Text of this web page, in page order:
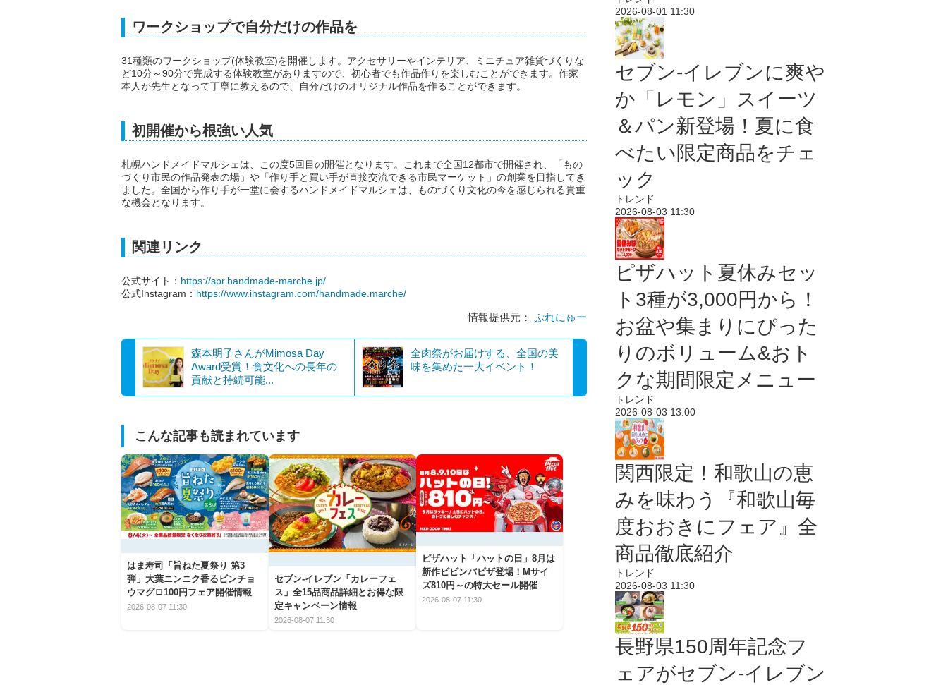
ワークショップで自分だけの作品を
31種類のワークショップ(体験教室)を開催します。アクセサリーやインテリア、ミニチュア雑貨づくりな
ど10分～90分で完成する体験教室がありますので、初心者でも作品作りを楽しむことができます。作家
本人が先生となって丁寧に教えるので、自分だけのオリジナル作品を作ることができます。
初開催から根強い人気
札幌ハンドメイドマルシェは、この度5回目の開催となります。これまで全国12都市で開催され、「もの
づくり市民の作品発表の場」や「作り手と買い手が直接交流できる市民マーケット」の創業を目指してき
ました。全国から作り手が一堂に会するハンドメイドマルシェは、ものづくり文化の今を感じられる貴重
な機会となります。
関連リンク
公式サイト： https://spr.handmade-marche.jp/
公式Instagram： https://www.instagram.com/handmade.marche/
情報提供元： ぷれにゅー
森本明子さんがMimosa Day
Award受賞！食文化への長年の
貢献と持続可能...
全肉祭がお届けする、全国の美
味を集めた一大イベント！
こんな記事も読まれています
はま寿司「旨ねた夏祭り 第3
弾」大葉ニンニク香るビンチョ
ウマグロ100円フェア開催情報
2026-08-07 11:30
セブン‐イレブン「カレーフェ
ス」全15品商品詳細とお得な限
定キャンペーン情報
2026-08-07 11:30
ピザハット「ハットの日」8月は
新作ビビンバピザ登場！Mサイ
ズ810円～の特大セール開催
2026-08-07 11:30
2026-08-01 11:30
セブン‐イレブンに爽や
か「レモン」スイーツ
＆パン新登場！夏に食
べたい限定商品をチェ
ック
トレンド
2026-08-03 11:30
ピザハット夏休みセッ
ト3種が3,000円から！
お盆や集まりにぴった
りのボリューム&おト
クな期間限定メニュー
トレンド
2026-08-03 13:00
関西限定！和歌山の恵
みを味わう『和歌山毎
度おおきにフェア』全
商品徹底紹介
トレンド
2026-08-03 11:30
長野県150周年記念フ
ェアがセブン-イレブン